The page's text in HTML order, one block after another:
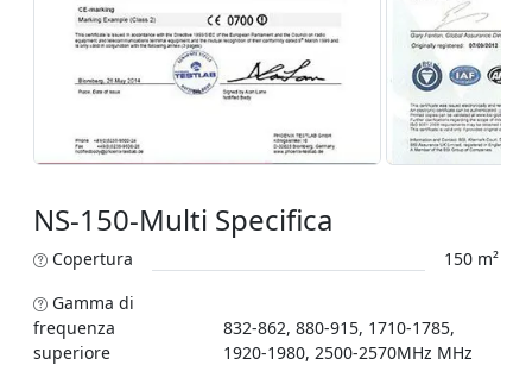
NS-150-Multi Specifica
Copertura
150 m²
Gamma di
frequenza
superiore
832-862, 880-915, 1710-1785,
1920-1980, 2500-2570MHz MHz